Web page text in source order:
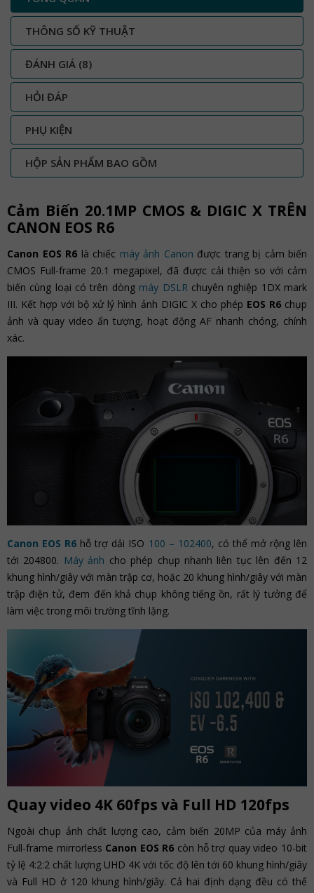
THÔNG SỐ KỸ THUẬT
ĐÁNH GIÁ (8)
HỎI ĐÁP
PHỤ KIỆN
HỘP SẢN PHẨM BAO GỒM
Cảm Biến 20.1MP CMOS & DIGIC X TRÊN
CANON EOS R6
Canon EOS R6 là chiếc máy ảnh Canon được trang bị cảm biến
CMOS Full-frame 20.1 megapixel, đã được cải thiện so với cảm
biến cùng loại có trên dòng máy DSLR chuyên nghiệp 1DX mark
III. Kết hợp với bộ xử lý hình ảnh DIGIC X cho phép EOS R6chụp
ảnh và quay video ấn tượng, hoạt động AF nhanh chóng, chính
xác.
Canon EOS R6 hỗ trợ dải ISO 100 – 102400, có thể mở rộng lên
tới 204800. Máy ảnh cho phép chụp nhanh liên tục lên đến 12
khung hình/giây với màn trập cơ, hoặc 20 khung hình/giây với màn
trập điện tử, đem đến khả chụp không tiếng ồn, rất lý tưởng để
làm việc trong môi trường tĩnh lặng.
Quay video 4K 60fps và Full HD 120fps
Ngoài chụp ảnh chất lượng cao, cảm biến 20MP của máy ảnh
Full-frame mirrorless Canon EOS R6 còn hỗ trợ quay video 10-bit
tỷ lệ 4:2:2 chất lượng UHD 4K với tốc độ lên tới 60 khung hình/giây
và Full HD ở 120 khung hình/giây. Cả hai định dạng đều có thể